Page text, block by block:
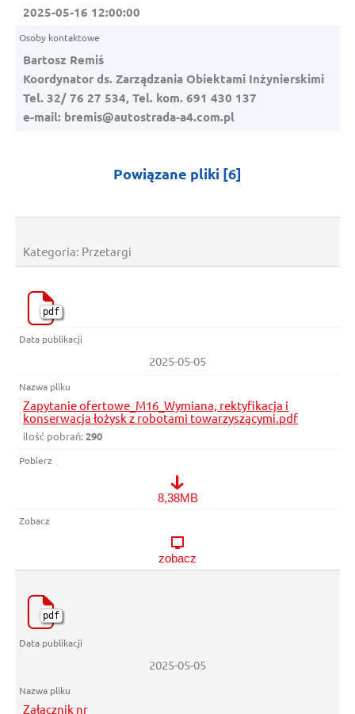
2025-05-16 12:00:00
Bartosz Remiś
Koordynator ds. Zarządzania Obiektami Inżynierskimi
Tel. 32/ 76 27 534, Tel. kom. 691 430 137
e-mail: bremis@autostrada-a4.com.pl
Kategoria:
Powiązane pliki [6]
Kategoria: Przetargi
pdf
2025-05-05
Zapytanie ofertowe_M16_Wymiana, rektyfikacja i
konserwacja łożysk z robotami towarzyszącymi.pdf
ilość pobrań:290
Zapytanie ofertowe_M16_Wymiana, rektyfikacja i
8,38MB
zobacz
pdf
2025-05-05
Załącznik nr